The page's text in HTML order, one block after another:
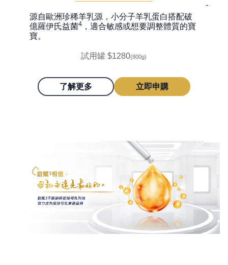
源自歐洲珍稀羊乳源，小分子羊乳蛋白搭配破
億羅伊氏益菌4，適合敏感或想要調整體質的寶
寶。
試用罐 $1280(800g)
了解更多 立即申購